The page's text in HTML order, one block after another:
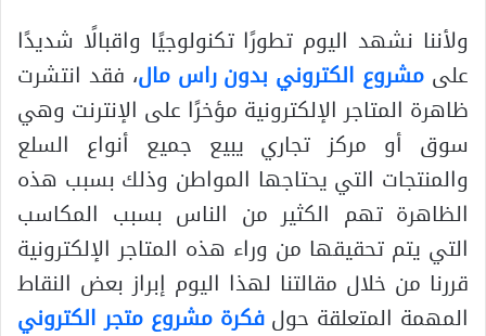
ولأننا نشهد اليوم تطورًا تكنولوجيًا واقبالًا شديدًا
على مشروع الكتروني بدون راس مال، فقد انتشرت
ظاهرة المتاجر الإلكترونية مؤخرًا على الإنترنت وهي
سوق أو مركز تجاري يبيع جميع أنواع السلع
والمنتجات التي يحتاجها المواطن وذلك بسبب هذه
الظاهرة تهم الكثير من الناس بسبب المكاسب
التي يتم تحقيقها من وراء هذه المتاجر الإلكترونية
قررنا من خلال مقالتنا لهذا اليوم إبراز بعض النقاط
المهمة المتعلقة حولفكرة مشروع متجر الكتروني